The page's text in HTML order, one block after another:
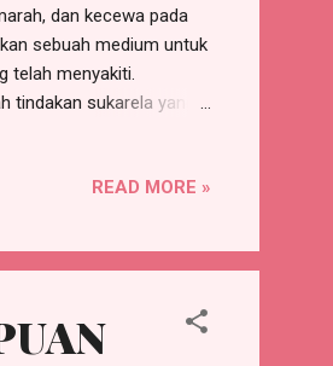
dan kecewa pada
sebuah medium untuk
telah menyakiti.
sukarela yang
dan
Atas dasar dua
individu, antar...
READ MORE »